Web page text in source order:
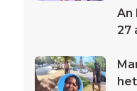
An
27